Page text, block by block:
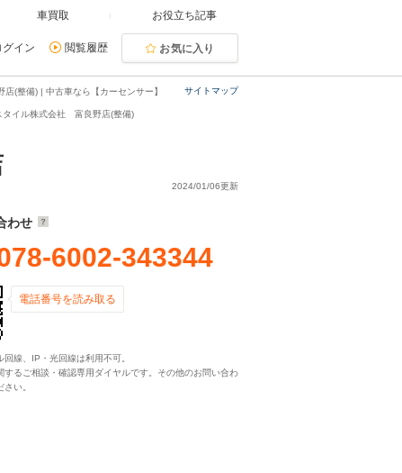
車買取 お役立ち記事
グイン 閲覧履歴 お気に入り
サイトマップ
(整備) | 中古車なら【カーセンサー】
タイル株式会社 富良野店(整備)
2024/01/06更新
わせ
6002-343344
電話番号を読み取る
線、IP・光回線は利用不可。
るご相談・確認専用ダイヤルです。その他のお問い合わ
い。